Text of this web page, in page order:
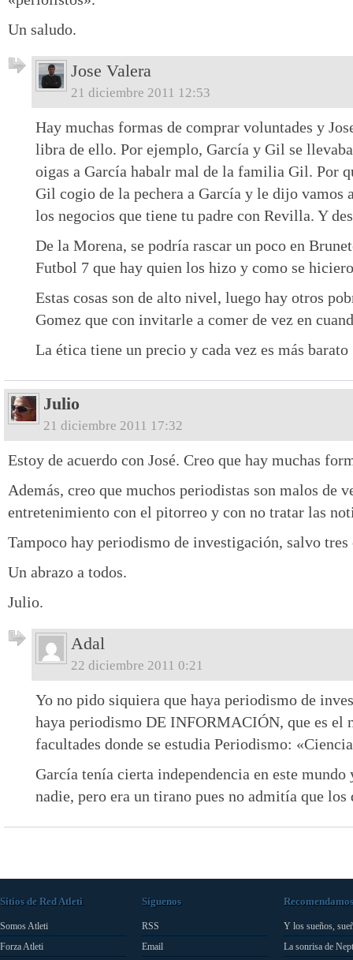
Un saludo.
Jose Valera
21 diciembre 2011 12:53
Hay muchas formas de comprar voluntades y
libra de ello. Por ejemplo, García y Gil se
oigas a García habalr mal de la familia Gil. Por
Gil cogio de la pechera a García y le dijo vamos
los negocios que tiene tu padre con Revilla. Y
De la Morena, se podría rascar un poco en
Futbol 7 que hay quien los hizo y como se
Estas cosas son de alto nivel, luego hay otros
Gomez que con invitarle a comer de vez en
La ética tiene un precio y cada vez es más barato
Julio
21 diciembre 2011 17:32
Estoy de acuerdo con José. Creo que hay muchas
Además, creo que muchos periodistas son malos de
entretenimiento con el pitorreo y con no tratar las
Tampoco hay periodismo de investigación, salvo tres
Un abrazo a todos.
Julio.
Adal
22 diciembre 2011 0:21
Yo no pido siquiera que haya periodismo de
haya periodismo DE INFORMACIÓN, que es el
facultades donde se estudia Periodismo:
García tenía cierta independencia en este mundo
nadie, pero era un tirano pues no admitía que los
Sitios de Red Atleti
Somos Atleti
Forza Atleti
Síguenos
RSS
Email
Recomendamos
Y los sueños,
La sonrisa de